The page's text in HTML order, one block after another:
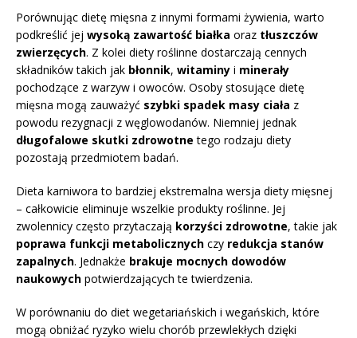
Porównując dietę mięsna z innymi formami żywienia, warto
podkreślić jej wysoką zawartość białka oraz tłuszczów
zwierzęcych. Z kolei diety roślinne dostarczają cennych
składników takich jak błonnik, witaminy i minerały
pochodzące z warzyw i owoców. Osoby stosujące dietę
mięsna mogą zauważyć szybki spadek masy ciała z
powodu rezygnacji z węglowodanów. Niemniej jednak
długofalowe skutki zdrowotne tego rodzaju diety
pozostają przedmiotem badań.
Dieta karniwora to bardziej ekstremalna wersja diety mięsnej
– całkowicie eliminuje wszelkie produkty roślinne. Jej
zwolennicy często przytaczają korzyści zdrowotne, takie jak
poprawa funkcji metabolicznych czy redukcja stanów
zapalnych. Jednakże brakuje mocnych dowodów
naukowych potwierdzających te twierdzenia.
W porównaniu do diet wegetariańskich i wegańskich, które
mogą obniżać ryzyko wielu chorób przewlekłych dzięki